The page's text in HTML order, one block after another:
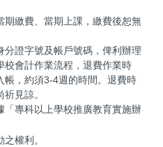
期繳費、當期上課，繳費後恕無
分證字號及帳戶號碼，俾利辦理
校會計作業流程，退費作業時
帳，約須3-4週的時間。退費時
見諒。
「專科以上學校推廣教育實施辦
權利。